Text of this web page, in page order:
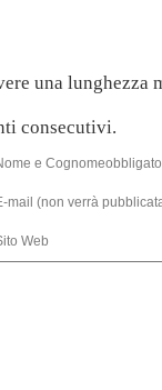
una lunghezza
consecutivi.
e
mail (non verrà
Web